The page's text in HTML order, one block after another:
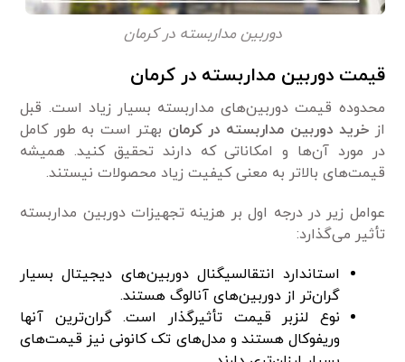
دوربین مداربسته در کرمان
قیمت دوربین مداربسته در کرمان
محدوده قیمت دوربین‌های مداربسته بسیار زیاد است. قبل
از خرید دوربین مداربسته در کرمان بهتر است به طور کامل
در مورد آن‌ها و امکاناتی که دارند تحقیق کنید. همیشه
قیمت‌های بالاتر به معنی کیفیت زیاد محصولات نیستند.
عوامل زیر در درجه اول بر هزینه تجهیزات دوربین مداربسته
تأثیر می‌گذارد:
استاندارد انتقالسیگنال دوربین‌های دیجیتال بسیار
گران‌تر از دوربین‌های آنالوگ هستند.
نوع لنزبر قیمت تأثیرگذار است. گران‌ترین آنها
وریفوکال هستند و مدل‌های تک کانونی نیز قیمت‌های